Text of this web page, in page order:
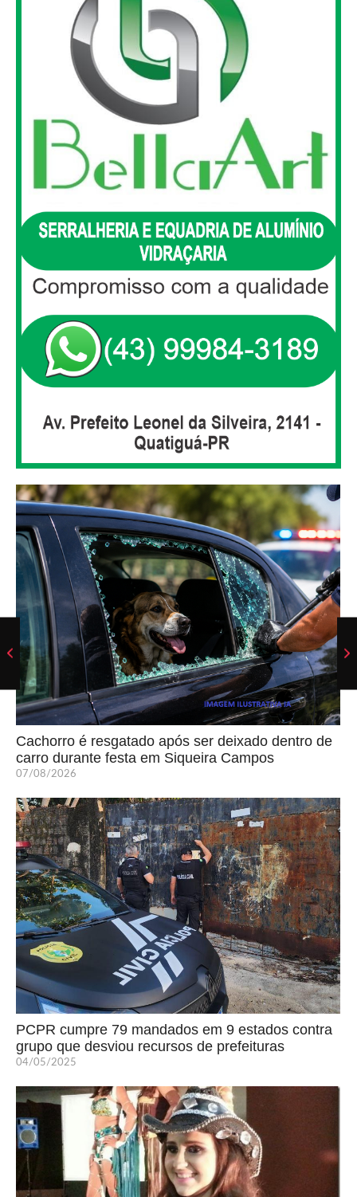
Cachorro é resgatado após ser deixado dentro de
carro durante festa em Siqueira Campos
07/08/2026
PCPR cumpre 79 mandados em 9 estados contra
grupo que desviou recursos de prefeituras
04/05/2025